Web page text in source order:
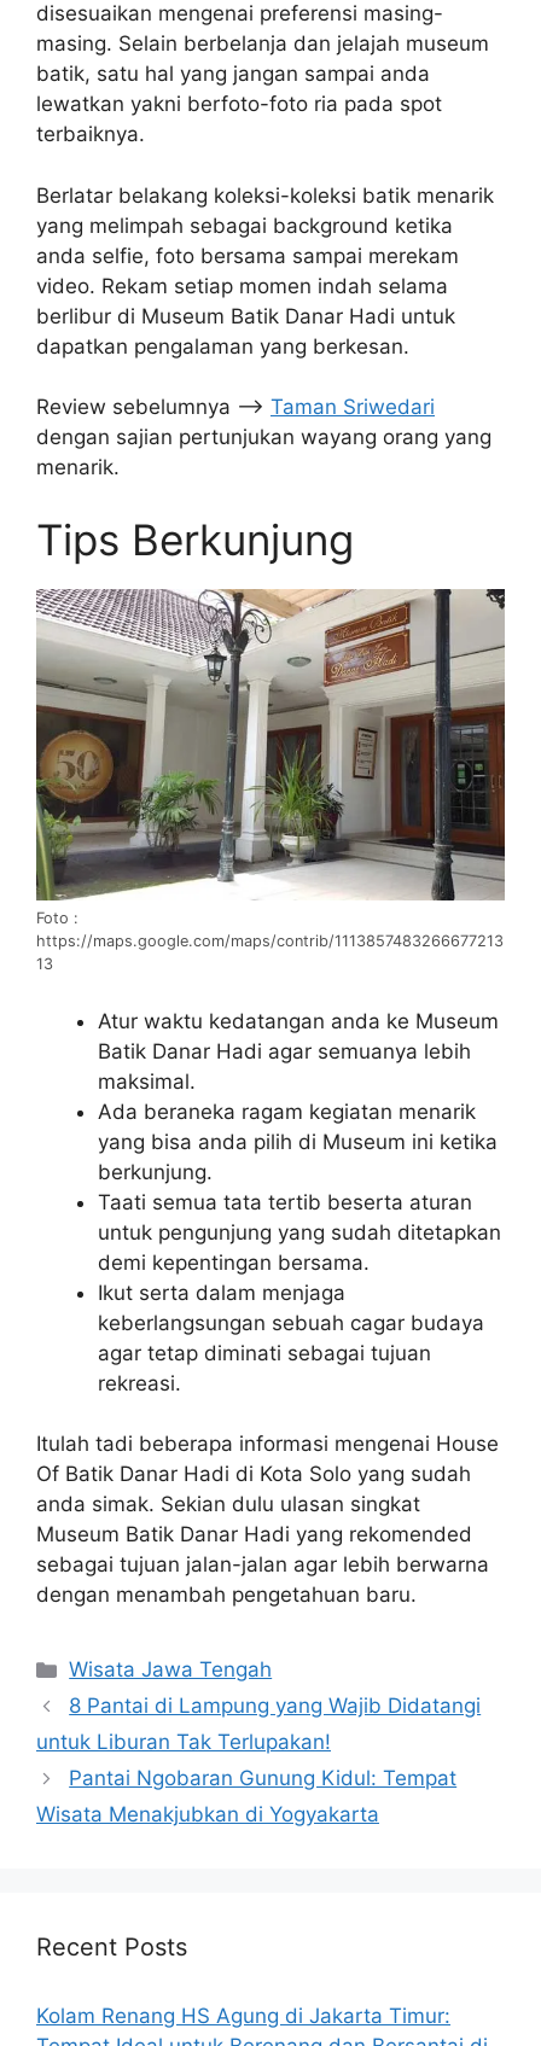
disesuaikan mengenai preferensi masing-
masing. Selain berbelanja dan jelajah museum
batik, satu hal yang jangan sampai anda
lewatkan yakni berfoto-foto ria pada spot
terbaiknya.
Berlatar belakang koleksi-koleksi batik menarik
yang melimpah sebagai background ketika
anda selfie, foto bersama sampai merekam
video. Rekam setiap momen indah selama
berlibur di Museum Batik Danar Hadi untuk
dapatkan pengalaman yang berkesan.
Review sebelumnya –> Taman Sriwedari
dengan sajian pertunjukan wayang orang yang
menarik.
Tips Berkunjung
Foto :
https://maps.google.com/maps/contrib/1113857483266677213
13
Atur waktu kedatangan anda ke Museum
Batik Danar Hadi agar semuanya lebih
maksimal.
Ada beraneka ragam kegiatan menarik
yang bisa anda pilih di Museum ini ketika
berkunjung.
Taati semua tata tertib beserta aturan
untuk pengunjung yang sudah ditetapkan
demi kepentingan bersama.
Ikut serta dalam menjaga
keberlangsungan sebuah cagar budaya
agar tetap diminati sebagai tujuan
rekreasi.
Itulah tadi beberapa informasi mengenai House
Of Batik Danar Hadi di Kota Solo yang sudah
anda simak. Sekian dulu ulasan singkat
Museum Batik Danar Hadi yang rekomended
sebagai tujuan jalan-jalan agar lebih berwarna
dengan menambah pengetahuan baru.
Categories
Wisata Jawa Tengah
8 Pantai di Lampung yang Wajib Didatangi
untuk Liburan Tak Terlupakan!
Pantai Ngobaran Gunung Kidul: Tempat
Wisata Menakjubkan di Yogyakarta
Recent Posts
Kolam Renang HS Agung di Jakarta Timur: